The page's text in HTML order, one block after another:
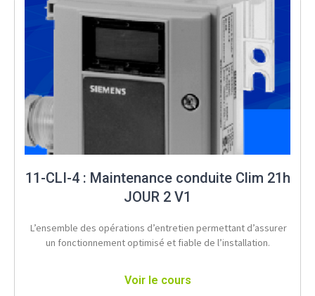
11-CLI-4 : Maintenance conduite Clim 21h
JOUR 2 V1
L’ensemble des opérations d’entretien permettant d’assurer
un fonctionnement optimisé et fiable de l’installation.
Voir le cours